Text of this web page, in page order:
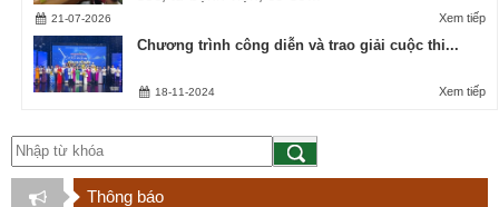
Xem tiếp
21-07-2026
Chương trình công diễn và trao giải cuộc thi...
Xem tiếp
18-11-2024
Thông báo